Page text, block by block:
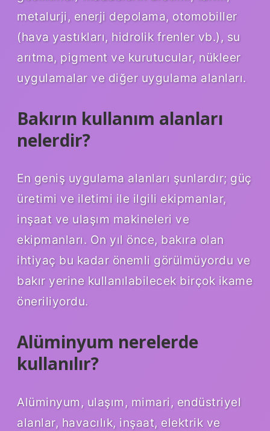
metalurji, enerji depolama, otomobiller
(hava yastıkları, hidrolik frenler vb.), su
arıtma, pigment ve kurutucular, nükleer
uygulamalar ve diğer uygulama alanları.
Bakırın kullanım alanları
nelerdir?
En geniş uygulama alanları şunlardır; güç
üretimi ve iletimi ile ilgili ekipmanlar,
inşaat ve ulaşım makineleri ve
ekipmanları. On yıl önce, bakıra olan
ihtiyaç bu kadar önemli görülmüyordu ve
bakır yerine kullanılabilecek birçok ikame
öneriliyordu.
Alüminyum nerelerde
kullanılır?
Alüminyum, ulaşım, mimari, endüstriyel
alanlar, havacılık, inşaat, elektrik ve